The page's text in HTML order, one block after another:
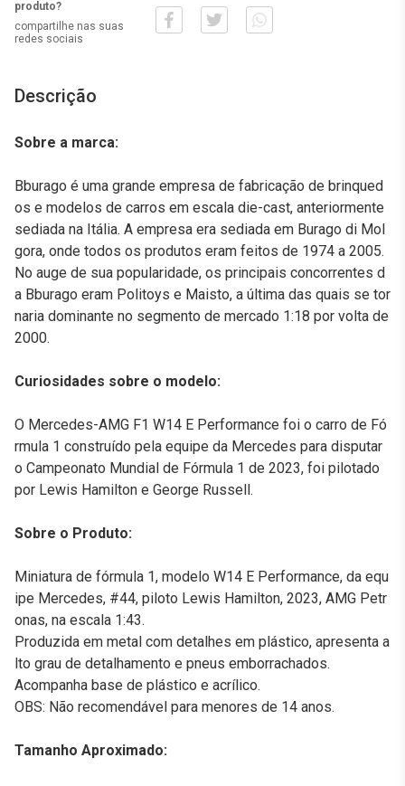
produto?
compartilhe nas suas
redes sociais
Descrição
Sobre a marca:
Bburago é uma grande empresa de fabricação de brinqued
os e modelos de carros em escala die-cast, anteriormente
sediada na Itália. A empresa era sediada em Burago di Mol
gora, onde todos os produtos eram feitos de 1974 a 2005.
No auge de sua popularidade, os principais concorrentes d
a Bburago eram Politoys e Maisto, a última das quais se tor
naria dominante no segmento de mercado 1:18 por volta de
2000.
Curiosidades sobre o modelo:
O Mercedes-AMG F1 W14 E Performance foi o carro de Fó
rmula 1 construído pela equipe da Mercedes para disputar
o Campeonato Mundial de Fórmula 1 de 2023, foi pilotado
por Lewis Hamilton e George Russell.
Sobre o Produto:
Miniatura de fórmula 1, modelo W14 E Performance, da equ
ipe Mercedes, #44, piloto Lewis Hamilton, 2023, AMG Petr
onas, na escala 1:43.
Produzida em metal com detalhes em plástico, apresenta a
lto grau de detalhamento e pneus emborrachados.
Acompanha base de plástico e acrílico.
OBS: Não recomendável para menores de 14 anos.
Tamanho Aproximado: